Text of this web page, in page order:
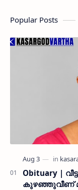
Popular Posts
Obituary |
കുഴഞ്ഞുവീണ്